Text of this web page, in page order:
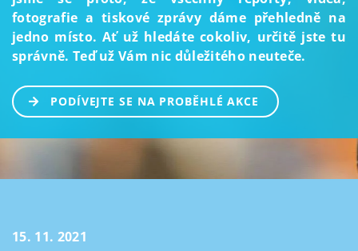
fotografie a tiskové zprávy dáme přehledně na
jedno místo. Ať už hledáte cokoliv, určitě jste tu
správně. Teď už Vám nic důležitého neuteče.
PODÍVEJTE SE NA PROBĚHLÉ AKCE
15. 11. 2021